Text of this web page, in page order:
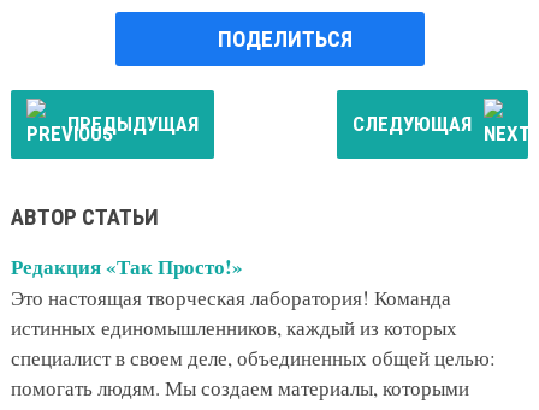
ПОДЕЛИТЬСЯ
ПРЕДЫДУЩАЯ СЛЕДУЮЩАЯ
АВТОР СТАТЬИ
Редакция «Так Просто!»
Это настоящая творческая лаборатория! Команда
истинных единомышленников, каждый из которых
специалист в своем деле, объединенных общей целью:
помогать людям. Мы создаем материалы, которыми